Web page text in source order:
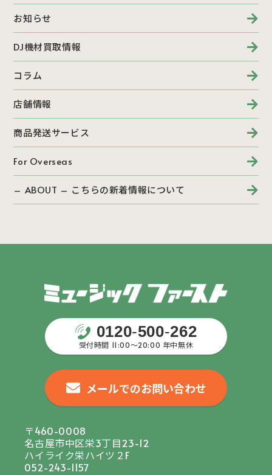
お知らせ
DJ機材買取情報
コラム
店舗情報
商品発送サービス
For Overseas
– ABOUT – こちらの新着情報について
0120-500-262
受付時間 11:00〜20:00 年中無休
メールでのお問い合わせ
〒460-0008
名古屋市中区栄3丁目23-12
ハイライク栄ハイツ２F
052-243-1157